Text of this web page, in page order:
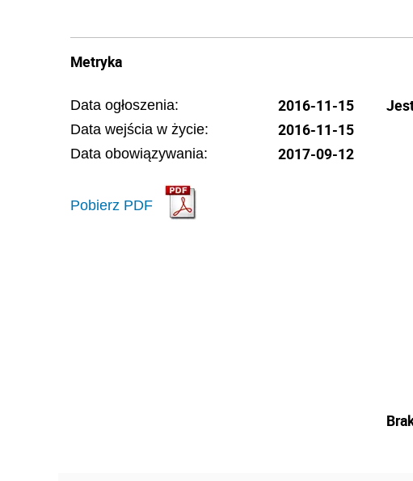
Metryka
Data ogłoszenia: 2016-11-15
Data wejścia w życie: 2016-11-15
Data obowiązywania: 2017-09-12
Pobierz PDF